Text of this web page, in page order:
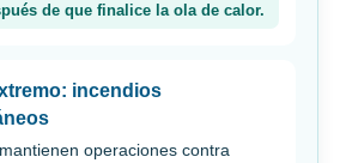
de que finalice la ola de calor.
incendios
operaciones contra